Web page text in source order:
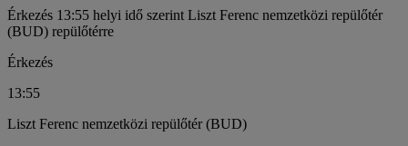
Érkezés 13:55 helyi idő szerint Liszt Ferenc nemzetközi repülőtér
(BUD) repülőtérre
Érkezés
13:55
Liszt Ferenc nemzetközi repülőtér (BUD)